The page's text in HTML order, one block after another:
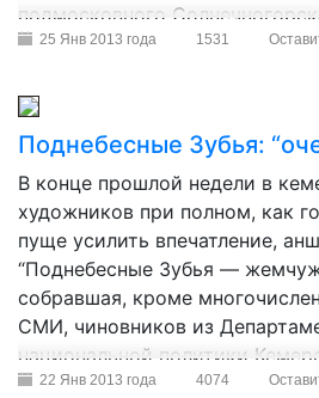
подмосковного
работу. Такого организаторы
юношеский центр “Орион” —
могли.
25 Янв 2013 года 1531
Поднебесные Зубья:
В конце прошлой недели в
художников при полном, как
пуще усилить впечатление,
“Поднебесные Зубья —
собравшая, кроме
СМИ, чиновников из
национальной политики
администрации
22 Янв 2013 года 4074